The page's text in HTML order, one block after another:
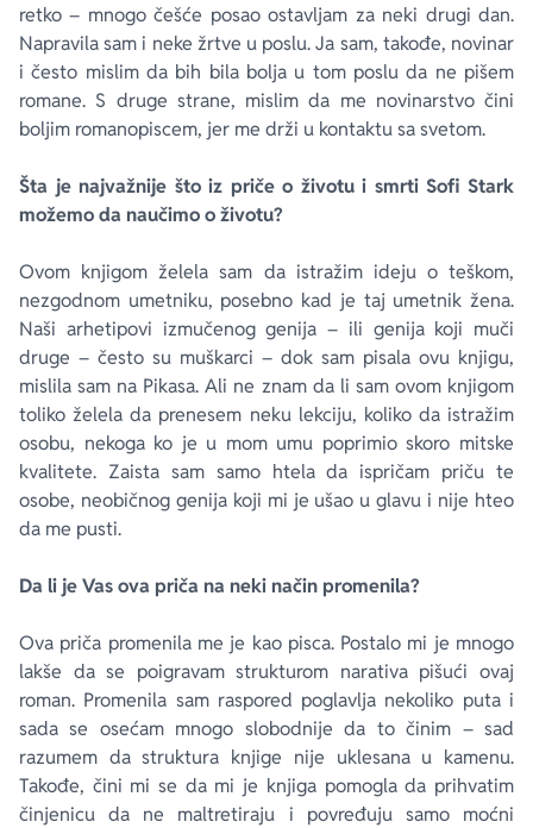
retko – mnogo češće posao ostavljam za neki drugi dan.
Napravila sam i neke žrtve u poslu. Ja sam, takođe, novinar
i često mislim da bih bila bolja u tom poslu da ne pišem
romane. S druge strane, mislim da me novinarstvo čini
boljim romanopiscem, jer me drži u kontaktu sa svetom.
Šta je najvažnije što iz priče o životu i smrti Sofi Stark
možemo da naučimo o životu?
Ovom knjigom želela sam da istražim ideju o teškom,
nezgodnom umetniku, posebno kad je taj umetnik žena.
Naši arhetipovi izmučenog genija – ili genija koji muči
druge – često su muškarci – dok sam pisala ovu knjigu,
mislila sam na Pikasa. Ali ne znam da li sam ovom knjigom
toliko želela da prenesem neku lekciju, koliko da istražim
osobu, nekoga ko je u mom umu poprimio skoro mitske
kvalitete. Zaista sam samo htela da ispričam priču te
osobe, neobičnog genija koji mi je ušao u glavu i nije hteo
da me pusti.
Da li je Vas ova priča na neki način promenila?
Ova priča promenila me je kao pisca. Postalo mi je mnogo
lakše da se poigravam strukturom narativa pišući ovaj
roman. Promenila sam raspored poglavlja nekoliko puta i
sada se osećam mnogo slobodnije da to činim – sad
razumem da struktura knjige nije uklesana u kamenu.
Takođe, čini mi se da mi je knjiga pomogla da prihvatim
činjenicu da ne maltretiraju i povređuju samo moćni